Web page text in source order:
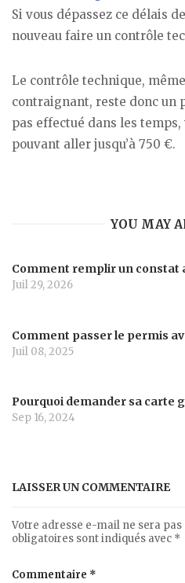
Si vous dépassez ce délais
nouveau faire un contrôle
Le contrôle technique, même
contraignant, reste donc un
pas effectué dans les temps,
pouvant aller jusqu’à 750 €.
YOU MAY
Comment remplir un constat
Juil 29, 2026
Comment passer le permis
Juil 08, 2025
Pourquoi demander sa carte
Sep 16, 2024
LAISSER UN COMMENTAIRE
Votre adresse e-mail ne sera pas
obligatoires sont indiqués avec *
Commentaire *